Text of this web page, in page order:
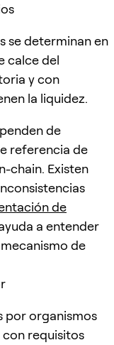
se determinan en
calce del
y con
la liquidez.
de
referencia de
chain. Existen
de
a entender
de
por organismos
con requisitos